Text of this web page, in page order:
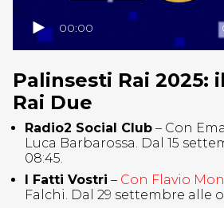
00:00
Palinsesti Rai 2025:
Rai Due
Radio2 Social Club – Con
Luca Barbarossa. Dal 15
08:45.
I Fatti Vostri – Con Flavio
Falchi. Dal 29 settembre alle